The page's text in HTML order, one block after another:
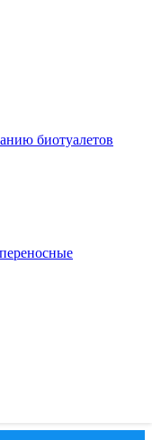
биотуалетов